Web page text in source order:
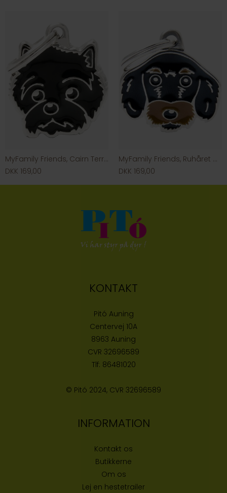
MyFamily Friends, Cairn Terrier
DKK 169,00
MyFamily Friends, Ruhåret Gravhund
DKK 169,00
KONTAKT
Pitó Auning
Centervej 10A
8963 Auning
CVR 32696589
Tlf: 86481020
© Pitó 2024, CVR 32696589
INFORMATION
Kontakt os
Butikkerne
Om os
Lej en hestetrailer